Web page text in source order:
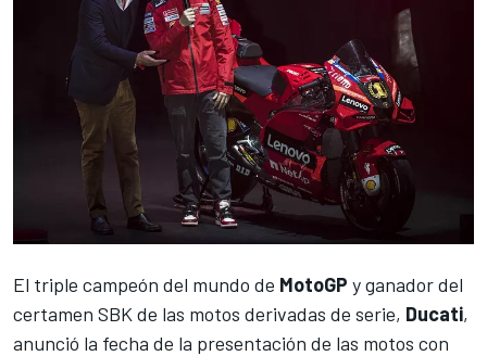
El triple campeón del mundo de MotoGP y ganador del
certamen SBK de las motos derivadas de serie, Ducati,
anunció la fecha de la presentación de las motos con